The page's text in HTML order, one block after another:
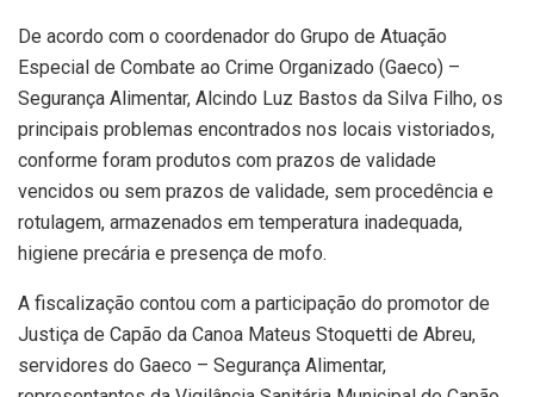
De acordo com o coordenador do Grupo de Atuação
Especial de Combate ao Crime Organizado (Gaeco) –
Segurança Alimentar, Alcindo Luz Bastos da Silva Filho, os
principais problemas encontrados nos locais vistoriados,
conforme foram produtos com prazos de validade
vencidos ou sem prazos de validade, sem procedência e
rotulagem, armazenados em temperatura inadequada,
higiene precária e presença de mofo.
A fiscalização contou com a participação do promotor de
Justiça de Capão da Canoa Mateus Stoquetti de Abreu,
servidores do Gaeco – Segurança Alimentar,